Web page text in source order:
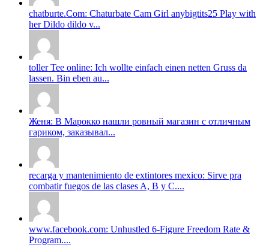
chatburte.Com: Chaturbate Cam Girl anybigtits25 Play with
her Dildo dildo v...
toller Tee online: Ich wollte einfach einen netten Gruss da
lassen. Bin eben au...
Женя: В Марокко нашли ровный магазин с отличным
гариком, заказывал...
recarga y mantenimiento de extintores mexico: Sirve pra
combatir fuegos de las clases A, B y C....
www.facebook.com: Unhustled 6-Figure Freedom Rate &
Program....